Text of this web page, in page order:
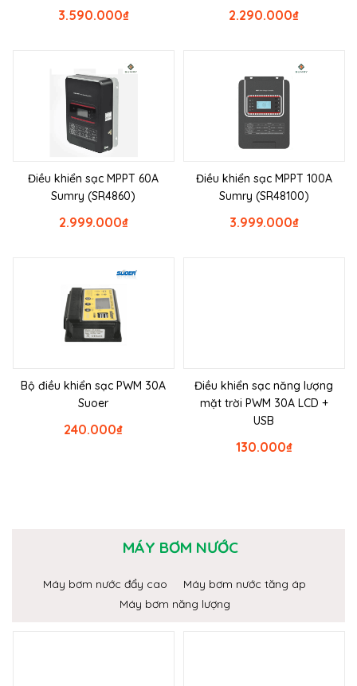
₫
3.590.000 ₫
2.290.000
Điều khiển sạc MPPT 60A
Sumry (SR4860)
₫
2.999.000
Điều khiển sạc MPPT 100A
Sumry (SR48100)
₫
3.999.000
Bộ điều khiển sạc PWM 30A
Suoer
₫
240.000
Điều khiển sạc năng lượng
mặt trời PWM 30A LCD +
USB
₫
130.000
MÁY BƠM NƯỚC
Máy bơm nước đẩy cao
Máy bơm nước tăng áp
Máy bơm năng lượng